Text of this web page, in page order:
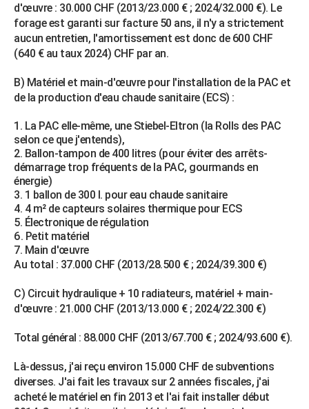
d'œuvre : 30.000 CHF (2013/23.000 € ; 2024/32.000 €). Le
forage est garanti sur facture 50 ans, il n'y a strictement
aucun entretien, l'amortissement est donc de 600 CHF
(640 € au taux 2024) CHF par an.
B) Matériel et main-d'œuvre pour l'installation de la PAC et
de la production d'eau chaude sanitaire (ECS) :
La PAC elle-même, une Stiebel-Eltron (la Rolls des PAC
selon ce que j'entends),
Ballon-tampon de 400 litres (pour éviter des arrêts-
démarrage trop fréquents de la PAC, gourmands en
énergie)
1 ballon de 300 l. pour eau chaude sanitaire
4 m² de capteurs solaires thermique pour ECS
Électronique de régulation
Petit matériel
Main d'œuvre
Au total : 37.000 CHF (2013/28.500 € ; 2024/39.300 €)
C) Circuit hydraulique + 10 radiateurs, matériel + main-
d'œuvre : 21.000 CHF (2013/13.000 € ; 2024/22.300 €)
Total général : 88.000 CHF (2013/67.700 € ; 2024/93.600 €).
Là-dessus, j'ai reçu environ 15.000 CHF de subventions
diverses. J'ai fait les travaux sur 2 années fiscales, j'ai
acheté le matériel en fin 2013 et l'ai fait installer début